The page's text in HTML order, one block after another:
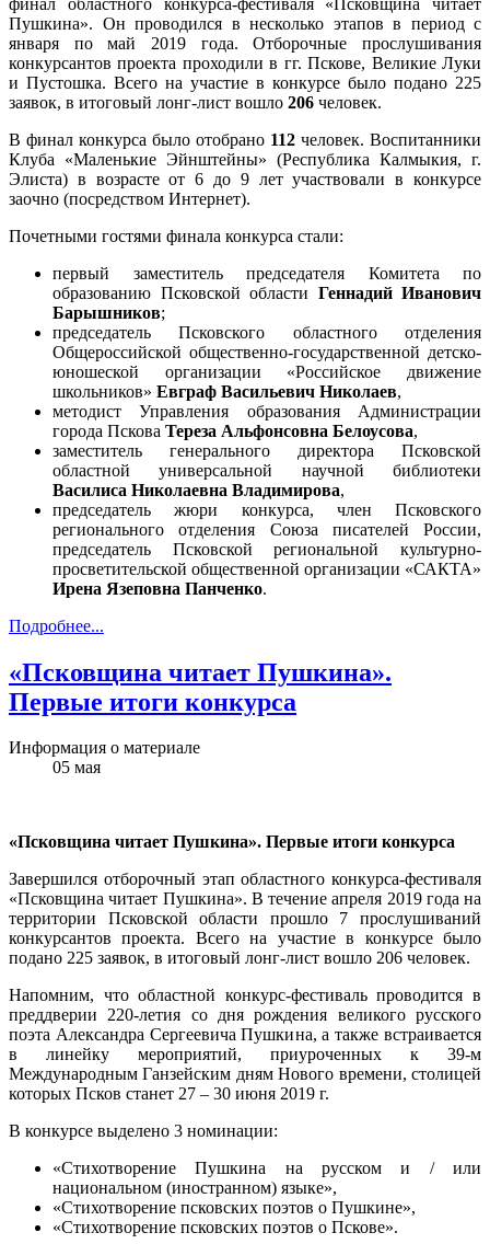
Пушкина». Он проводился в несколько этапов в период с
января по май 2019 года. Отборочные прослушивания
конкурсантов проекта проходили в гг. Пскове, Великие Луки
и Пустошка. Всего на участие в конкурсе было подано 225
заявок, в итоговый лонг-лист вошло 206 человек.
В финал конкурса было отобрано 112 человек. Воспитанники
Клуба «Маленькие Эйнштейны» (Республика Калмыкия, г.
Элиста) в возрасте от 6 до 9 лет участвовали в конкурсе
заочно (посредством Интернет).
Почетными гостями финала конкурса стали:
первый заместитель председателя Комитета по
образованию Псковской области Геннадий Иванович
Барышников;
председатель Псковского областного отделения
Общероссийской общественно-государственной детско-
юношеской организации «Российское движение
школьников» Евграф Васильевич Николаев,
методист Управления образования Администрации
города Пскова Тереза Альфонсовна Белоусова,
заместитель генерального директора Псковской
областной универсальной научной библиотеки
Василиса Николаевна Владимирова,
председатель жюри конкурса, член Псковского
регионального отделения Союза писателей России,
председатель Псковской региональной культурно-
просветительской общественной организации «САКТА»
Ирена Язеповна Панченко.
Подробнее...
«Псковщина читает Пушкина».
Первые итоги конкурса
Информация о материале
05 мая
«Псковщина читает Пушкина». Первые итоги конкурса
Завершился отборочный этап областного конкурса-фестиваля
«Псковщина читает Пушкина». В течение апреля 2019 года на
территории Псковской области прошло 7 прослушиваний
конкурсантов проекта. Всего на участие в конкурсе было
подано 225 заявок, в итоговый лонг-лист вошло 206 человек.
Напомним, что областной конкурс-фестиваль проводится в
преддверии 220-летия со дня рождения великого русского
поэта Александра Сергеевича Пушкина, а также встраивается
в линейку мероприятий, приуроченных к 39-м
Международным Ганзейским дням Нового времени, столицей
которых Псков станет 27 – 30 июня 2019 г.
В конкурсе выделено 3 номинации:
«Стихотворение Пушкина на русском и / или
национальном (иностранном) языке»,
«Стихотворение псковских поэтов о Пушкине»,
«Стихотворение псковских поэтов о Пскове».